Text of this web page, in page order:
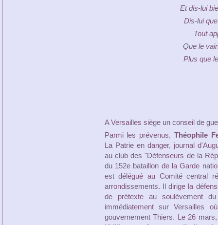
Et dis-lui
Dis-lui
Tout
Que le
Plus que
A Versailles siège un conseil de
Parmi les prévenus,Théophile
La Patrie en danger, journal
au club des "Défenseurs de la
du 152e bataillon de la Garde
est délégué au Comité central
arrondissements. Il dirige la
de prétexte au soulèvement
immédiatement sur Versailles
gouvernement Thiers. Le 26